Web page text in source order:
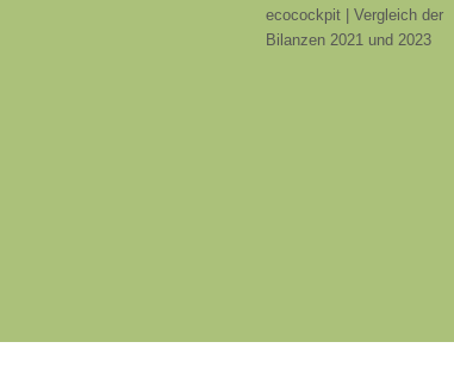
ecocockpit | Vergleich der
Bilanzen 2021 und 2023